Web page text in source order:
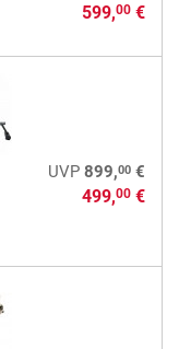
599,00€
UVP 899,00€
499,00€